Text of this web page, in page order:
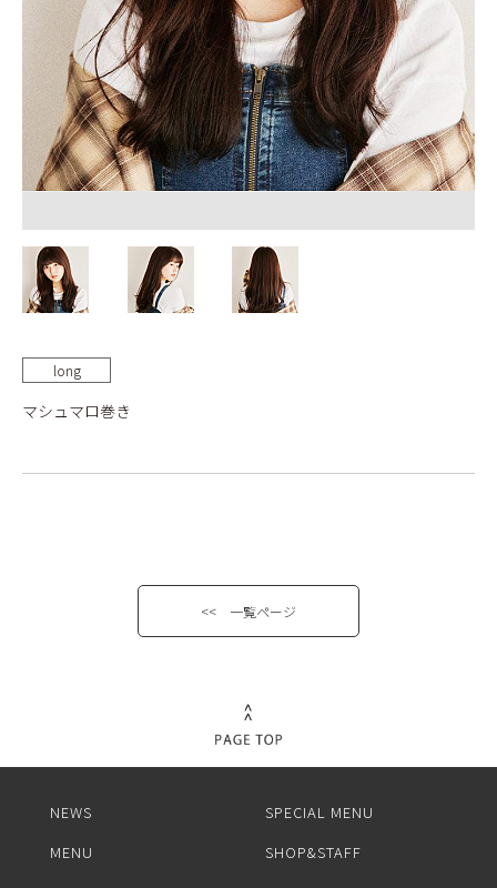
long
マシュマロ巻き
<< 一覧ページ
NEWS
SPECIAL MENU
MENU
SHOP&STAFF